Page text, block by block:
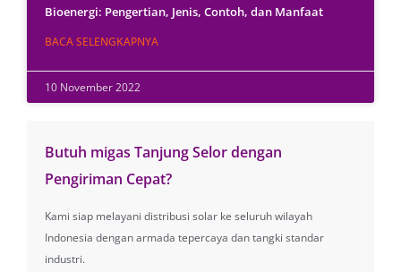
Bioenergi: Pengertian, Jenis, Contoh, dan Manfaat
BACA SELENGKAPNYA
10 November 2022
Butuh migas Tanjung Selor dengan
Pengiriman Cepat?
Kami siap melayani distribusi solar ke seluruh wilayah
Indonesia dengan armada tepercaya dan tangki standar
industri.